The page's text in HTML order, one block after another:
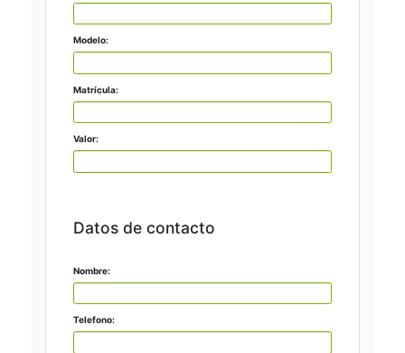
Modelo:
Matrícula:
Valor:
Datos de contacto
Nombre:
Telefono: